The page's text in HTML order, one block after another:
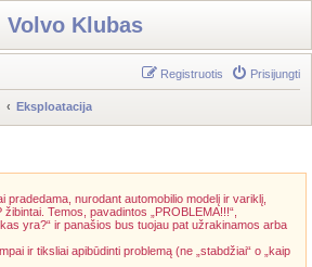
Volvo Klubas
Prisijungti
Registruotis
Eksploatacija
pradedama, nurodant automobilio modelį ir variklį,
Temos, pavadintos „PROBLEMA!!!“,
kas yra?“ ir panašios bus tuojau pat užrakinamos arba
ir tiksliai apibūdinti problemą (ne „stabdžiai“ o „kaip